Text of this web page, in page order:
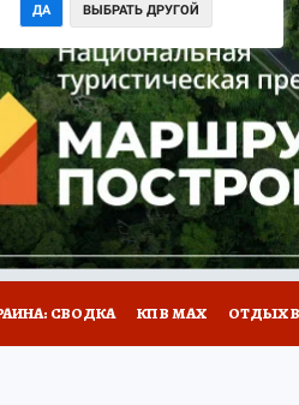
СЕРИАЛЫ
КОЛЛЕКЦИИ КОНКУРСЫ
ДА ВЫБРАТЬ ДРУГОЙ
СВОДКА КП В МАХ ОТДЫХ